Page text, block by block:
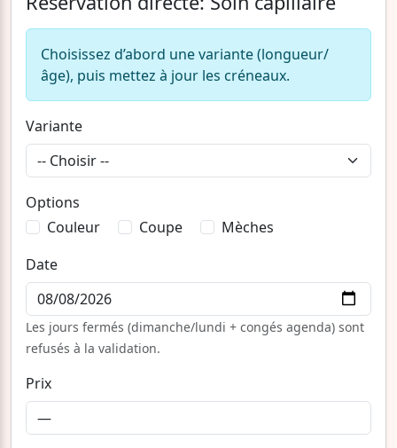
Choisissez d’abord une variante (longueur/
âge), puis mettez à jour les créneaux.
Variante
Options
Couleur
Coupe
Mèches
Date
Les jours fermés (dimanche/lundi + congés agenda) sont
refusés à la validation.
Prix